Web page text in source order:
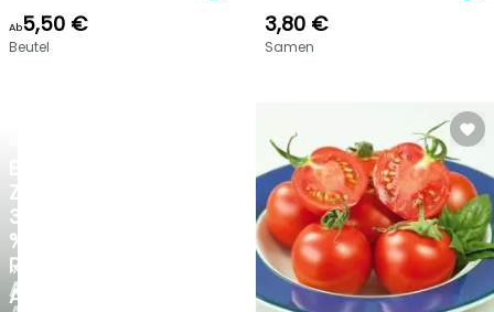
ZU
30
%
RABATT
AUF
NEU
AGAPANTHUS
Ab5,50 €
Beutel
3,80 €
Samen